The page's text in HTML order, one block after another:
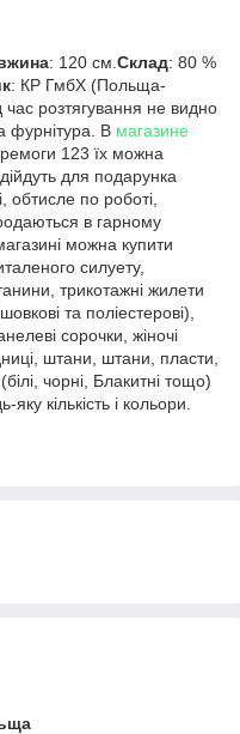
: 120 см. Склад: 80 %
: КР ГмбХ (Польща-
час розтягування не видно
фурнітура. В магазине
123 їх можна
для подарунка
обтисле по роботі,
в гарному
можна купити
силуету,
трикотажні жилети
та поліестерові),
сорочки, жіночі
штани, штани, пласти,
чорні, Блакитні тощо)
кількість і кольори.